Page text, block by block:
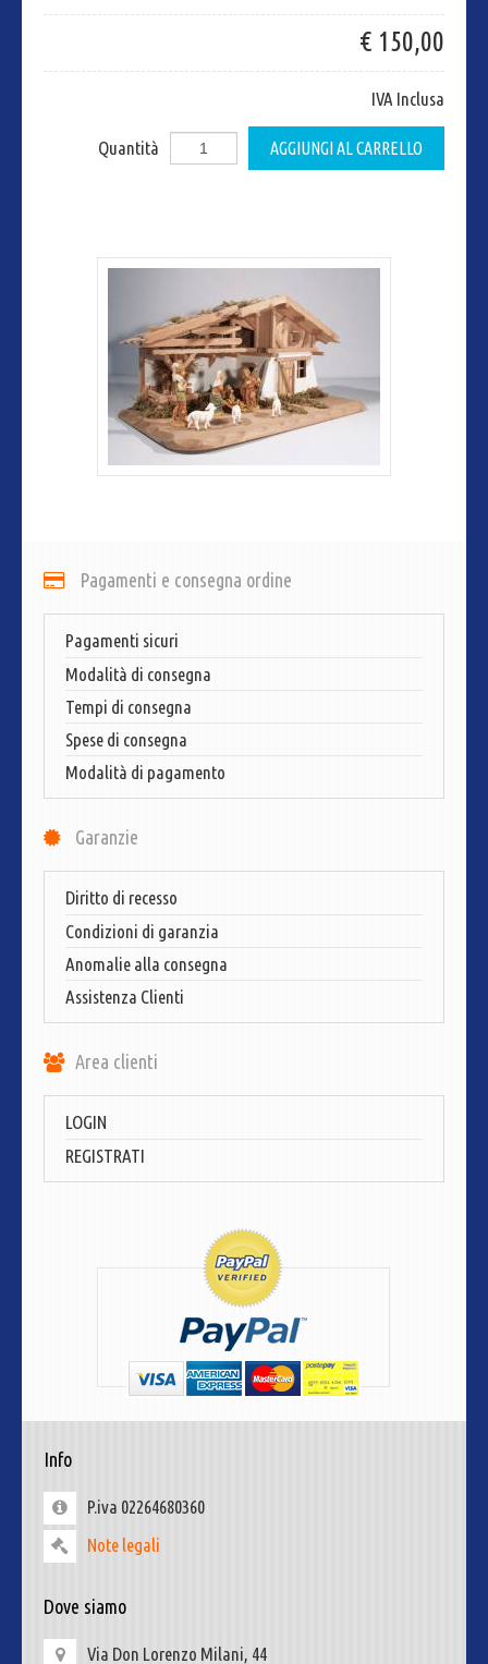
€ 150,00
IVA Inclusa
Quantità
Pagamenti e consegna ordine
Pagamenti sicuri
Modalità di consegna
Tempi di consegna
Spese di consegna
Modalità di pagamento
Garanzie
Diritto di recesso
Condizioni di garanzia
Anomalie alla consegna
Assistenza Clienti
Area clienti
LOGIN
REGISTRATI
Info
P.iva 02264680360
Note legali
Dove siamo
Via Don Lorenzo Milani, 44